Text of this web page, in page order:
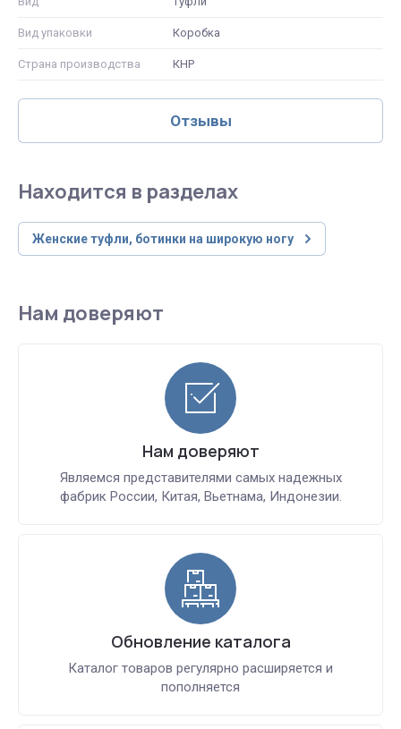
Вид упаковки Коробка
Страна производства КНР
Отзывы
Находится в разделах
Женские туфли, ботинки на широкую ногу
Нам доверяют
Нам доверяют
Являемся представителями самых надежных
фабрик России, Китая, Вьетнама, Индонезии.
Обновление каталога
Каталог товаров регулярно расширяется и
пополняется